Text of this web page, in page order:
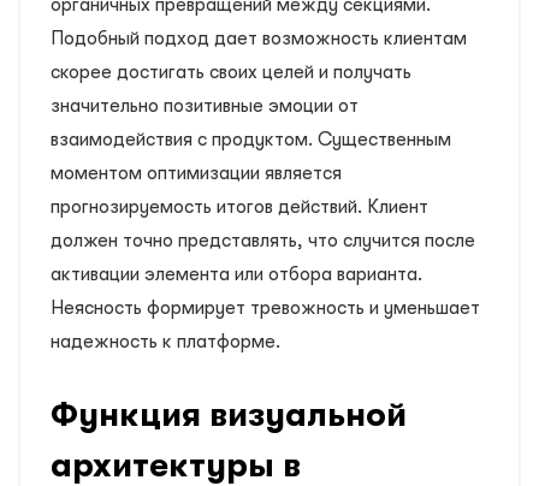
органичных превращений между секциями.
Подобный подход дает возможность клиентам
скорее достигать своих целей и получать
значительно позитивные эмоции от
взаимодействия с продуктом. Существенным
моментом оптимизации является
прогнозируемость итогов действий. Клиент
должен точно представлять, что случится после
активации элемента или отбора варианта.
Неясность формирует тревожность и уменьшает
надежность к платформе.
Функция визуальной
архитектуры в